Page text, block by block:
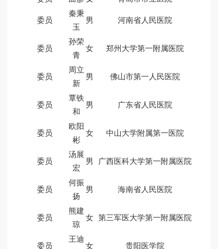
委员
秦秉
玉
男 河南省人民医院
委员
孙荣
青
女 郑州大学第一附属医院
委员
周立
新
男 佛山市第一人民医院
委员
覃铁
和
男 广东省人民医院
委员
欧阳
彬
女 中山大学附属第一医院
委员
汤展
宏
男 广西医科大学第一附属医院
委员
何振
扬
男 海南省人民医院
委员
熊建
琼
女 第三军医大学第一附属医院
委员
王迪
女 贵阳医学院